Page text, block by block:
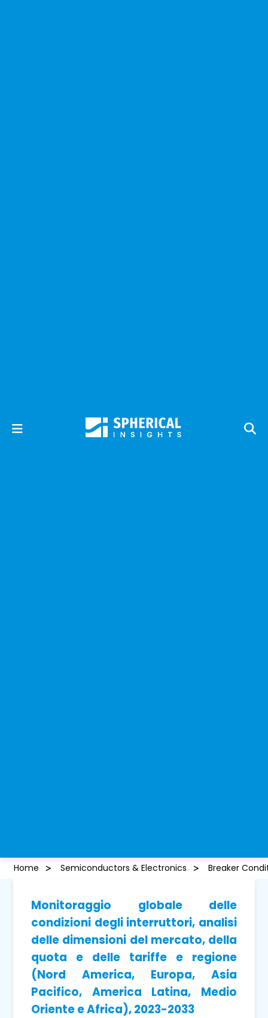
Home Semiconductors & Electronics Breaker
Monitoraggio globale delle
condizioni degli interruttori, analisi
delle dimensioni del mercato, della
quota e delle tariffe e regione
(Nord America, Europa, Asia
Pacifico, America Latina, Medio
Oriente e Africa), 2023-2033